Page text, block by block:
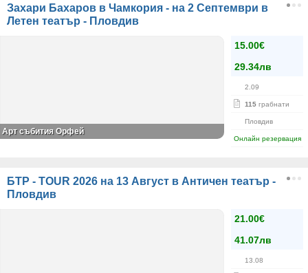
Захари Бахаров в Чамкория - на 2 Септември в
Летен театър - Пловдив
15.00€
29.34лв
2.09
115 грабнати
Пловдив
Онлайн резервация
Арт събития Орфей
БТР - TOUR 2026 на 13 Август в Античен театър -
Пловдив
21.00€
41.07лв
13.08